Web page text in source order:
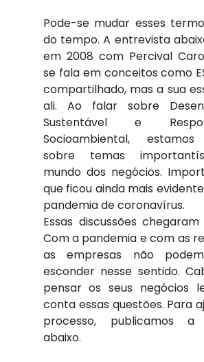
Pode-se mudar esses
do tempo. A entrevista
em 2008 com Percival
se fala em conceitos como
compartilhado, mas a sua
ali. Ao falar sobre
Sustentável e
Socioambiental,
sobre temas
mundo dos negócios.
que ficou ainda mais
pandemia de coronavírus.
Essas discussões
Com a pandemia e com as
as empresas não
esconder nesse sentido.
pensar os seus negócios
conta essas questões. Para
processo, publicamos a
abaixo.